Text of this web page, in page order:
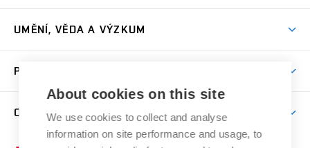
Přijímačky
Dny otevřených dveří
Přípravné kurzy
Studium bez bariér
Katedra teorií a dějin umění
Kabinety a dílny
Časový plán studia
Studijní předpisy a formuláře
Studium a stáže v zahraničí
Rezidenční pobyty
UMĚNÍ, VĚDA A VÝZKUM
Publikační činnost
Projekty
PRO VEŘEJNOST
Letní školy a semestrální kurzy
Nakladatelská a vydavatelská činnost
O FAKULTĚ
Aktuality
About cookies on this site
We use cookies to collect and analyse
information on site performance and usage, to